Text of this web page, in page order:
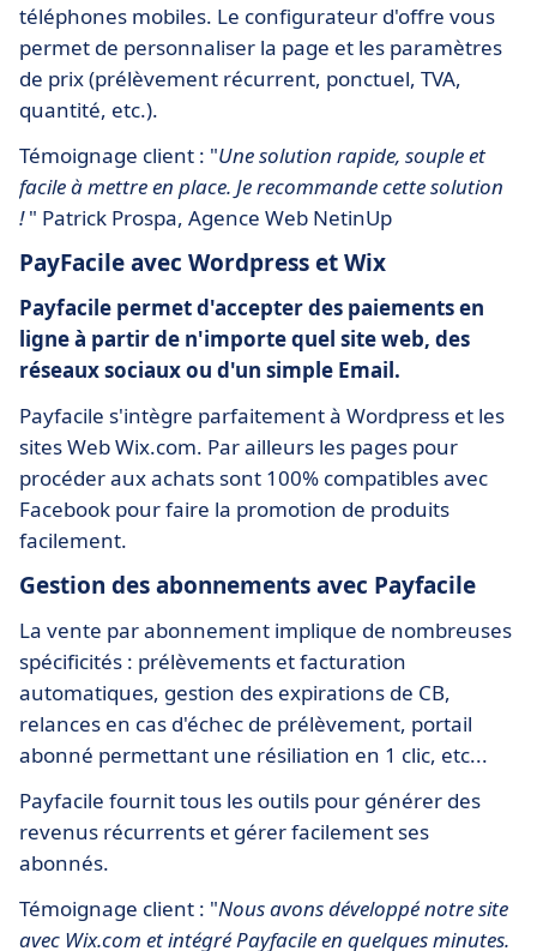
téléphones mobiles. Le configurateur d'offre vous
permet de personnaliser la page et les paramètres
de prix (prélèvement récurrent, ponctuel, TVA,
quantité, etc.).
Témoignage client : "Une solution rapide, souple et
facile à mettre en place. Je recommande cette solution
!" Patrick Prospa, Agence Web NetinUp
PayFacile avec Wordpress et Wix
Payfacile permet d'accepter des paiements en
ligne à partir de n'importe quel site web, des
réseaux sociaux ou d'un simple Email.
Payfacile s'intègre parfaitement à Wordpress et les
sites Web Wix.com. Par ailleurs les pages pour
procéder aux achats sont 100% compatibles avec
Facebook pour faire la promotion de produits
facilement.
Gestion des abonnements avec Payfacile
La vente par abonnement implique de nombreuses
spécificités : prélèvements et facturation
automatiques, gestion des expirations de CB,
relances en cas d'échec de prélèvement, portail
abonné permettant une résiliation en 1 clic, etc...
Payfacile fournit tous les outils pour générer des
revenus récurrents et gérer facilement ses
abonnés.
Témoignage client : "Nous avons développé notre site
avec Wix.com et intégré Payfacile en quelques minutes.